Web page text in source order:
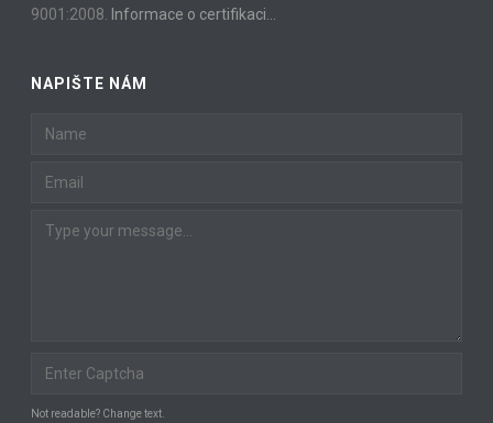
9001:2008. Informace o certifikaci…
NAPIŠTE NÁM
Not readable? Change text.